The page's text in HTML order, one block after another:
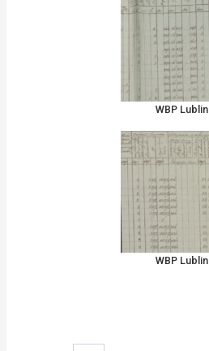
WBP Lublin
WBP Lublin